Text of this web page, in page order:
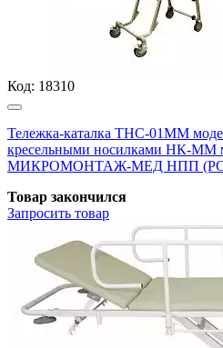
Код: 18310
Тележка-каталка ТНС-01ММ
кресельными носилками НК-ММ
МИКРОМОНТАЖ-МЕД НПП
Товар закончился
Запросить товар